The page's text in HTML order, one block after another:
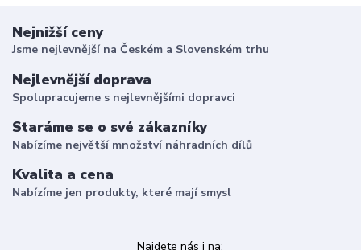
Nejnižší ceny
Jsme nejlevnější na Českém a Slovenském trhu
Nejlevnější doprava
Spolupracujeme s nejlevnějšími dopravci
Staráme se o své zákazníky
Nabízíme největší množství náhradních dílů
Kvalita a cena
Nabízíme jen produkty, které mají smysl
Najdete nás i na: